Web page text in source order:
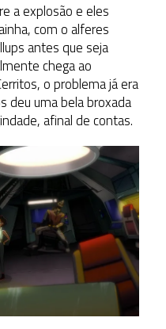
a explosão e eles
com o alferes
antes que seja
chega ao
o problema já era
deu uma bela broxada
afinal de contas.